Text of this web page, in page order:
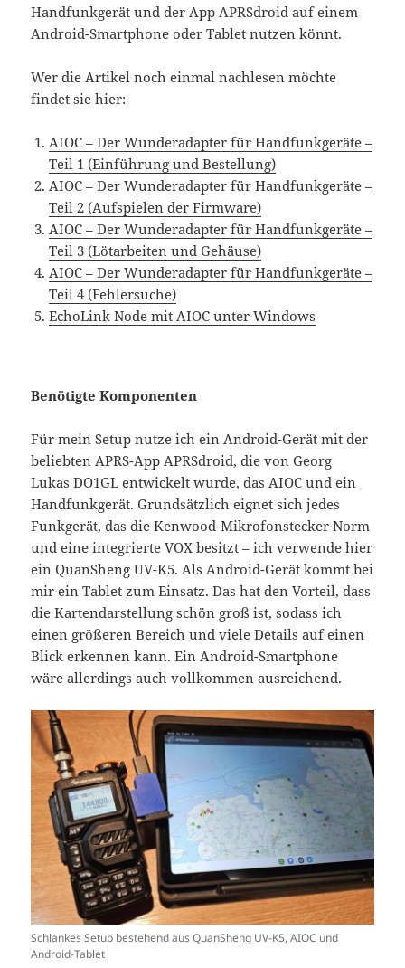
Handfunkgerät und der App APRSdroid auf einem
Android-Smartphone oder Tablet nutzen könnt.
Wer die Artikel noch einmal nachlesen möchte
findet sie hier:
AIOC – Der Wunderadapter für Handfunkgeräte –
Teil 1 (Einführung und Bestellung)
AIOC – Der Wunderadapter für Handfunkgeräte –
Teil 2 (Aufspielen der Firmware)
AIOC – Der Wunderadapter für Handfunkgeräte –
Teil 3 (Lötarbeiten und Gehäuse)
AIOC – Der Wunderadapter für Handfunkgeräte –
Teil 4 (Fehlersuche)
EchoLink Node mit AIOC unter Windows
Benötigte Komponenten
Für mein Setup nutze ich ein Android-Gerät mit der
beliebten APRS-App APRSdroid, die von Georg
Lukas DO1GL entwickelt wurde, das AIOC und ein
Handfunkgerät. Grundsätzlich eignet sich jedes
Funkgerät, das die Kenwood-Mikrofonstecker Norm
und eine integrierte VOX besitzt – ich verwende hier
ein QuanSheng UV-K5. Als Android-Gerät kommt bei
mir ein Tablet zum Einsatz. Das hat den Vorteil, dass
die Kartendarstellung schön groß ist, sodass ich
einen größeren Bereich und viele Details auf einen
Blick erkennen kann. Ein Android-Smartphone
wäre allerdings auch vollkommen ausreichend.
Schlankes Setup bestehend aus QuanSheng UV-K5, AIOC und
Android-Tablet